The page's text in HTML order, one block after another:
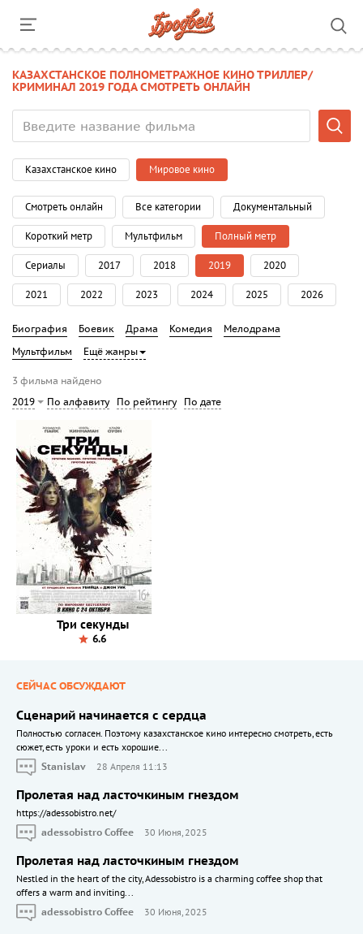
КАЗАХСТАНСКОЕ ПОЛНОМЕТРАЖНОЕ КИНО ТРИЛЛЕР/
КРИМИНАЛ 2019 ГОДА СМОТРЕТЬ ОНЛАЙН
Казахстанское кино Мировое кино
Смотреть онлайн Все категории Документальный
Короткий метр Мультфильм Полный метр
Сериалы 2017 2018 2019 2020
2021 2022 2023 2024 2025 2026
Биография Боевик Драма Комедия
Мелодрама
Мультфильм
Ещё жанры
3 фильма найдено
2019
По алфавиту По рейтингу По дате
Три секунды
6.6
СЕЙЧАС ОБСУЖДАЮТ
Сценарий начинается с сердца
Полностью согласен. Поэтому казахстанское кино интересно смотреть, есть
сюжет, есть уроки и есть хорошие...
Stanislav
28 Апреля 11:13
Пролетая над ласточкиным гнездом
https://adessobistro.net/
adessobistro Coffee
30 Июня, 2025
Пролетая над ласточкиным гнездом
Nestled in the heart of the city, Adessobistro is a charming coffee shop that
offers a warm and inviting...
adessobistro Coffee
30 Июня, 2025